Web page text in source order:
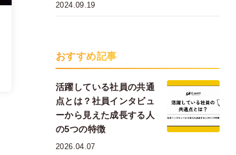
2024.09.19
おすすめ記事
活躍している社員の共通
点とは？社員インタビュ
ーから見えた成長する人
の5つの特徴
2026.04.07